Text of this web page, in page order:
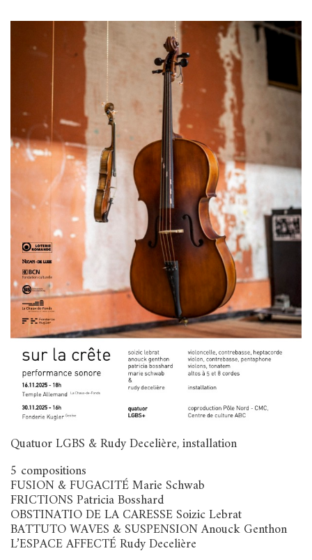
Quatuor LGBS & Rudy Decelière, installation
5 compositions
FUSION & FUGACITÉ Marie Schwab
FRICTIONS Patricia Bosshard
OBSTINATIO DE LA CARESSE Soizic Lebrat
BATTUTO WAVES & SUSPENSION Anouck Genthon
L’ESPACE AFFECTÉ Rudy Decelière